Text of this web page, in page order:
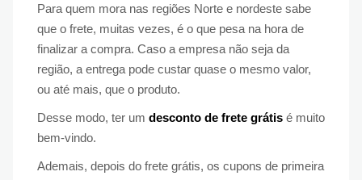
Para quem mora nas regiões Norte e nordeste sabe
que o frete, muitas vezes, é o que pesa na hora de
finalizar a compra. Caso a empresa não seja da
região, a entrega pode custar quase o mesmo valor,
ou até mais, que o produto.
Desse modo, ter um desconto de frete grátis é muito
bem-vindo.
Ademais, depois do frete grátis, os cupons de primeira